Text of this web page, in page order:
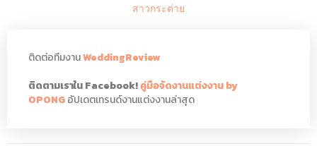
ติดต่อทีมงานWeddingReview
ติดตามเราใน Facebook!คู่มือจัดงานแต่งงาน by
OPONGอัปเดตเทรนด์งานแต่งงานล่าสุด